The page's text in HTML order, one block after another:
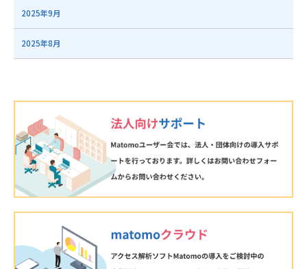
2025年9月
2025年8月